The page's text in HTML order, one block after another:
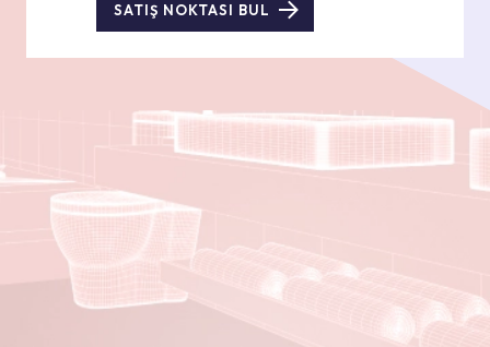
SATIŞ NOKTASI BUL